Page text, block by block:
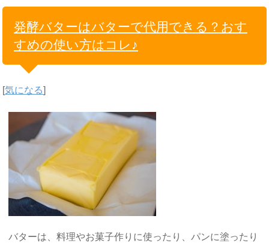
発酵バターはバターで代用できる？おす
すめの使い方はコレ♪
[気になる]
バターは、料理やお菓子作りに使ったり、パンに塗ったり